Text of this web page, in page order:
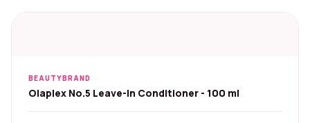
BEAUTYBRAND
Olaplex No.5 Leave-In Conditioner - 100 ml